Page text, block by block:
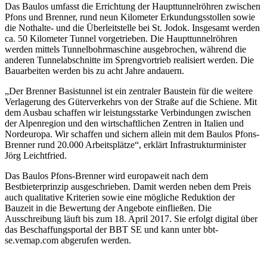
Das Baulos umfasst die Errichtung der Haupttunnelröhren zwischen
Pfons und Brenner, rund neun Kilometer Erkundungsstollen sowie
die Nothalte- und die Überleitstelle bei St. Jodok. Insgesamt werden
ca. 50 Kilometer Tunnel vorgetrieben. Die Haupttunnelröhren
werden mittels Tunnelbohrmaschine ausgebrochen, während die
anderen Tunnelabschnitte im Sprengvortrieb realisiert werden. Die
Bauarbeiten werden bis zu acht Jahre andauern.
„Der Brenner Basistunnel ist ein zentraler Baustein für die weitere
Verlagerung des Güterverkehrs von der Straße auf die Schiene. Mit
dem Ausbau schaffen wir leistungsstarke Verbindungen zwischen
der Alpenregion und den wirtschaftlichen Zentren in Italien und
Nordeuropa. Wir schaffen und sichern allein mit dem Baulos Pfons-
Brenner rund 20.000 Arbeitsplätze“, erklärt Infrastrukturminister
Jörg Leichtfried.
Das Baulos Pfons-Brenner wird europaweit nach dem
Bestbieterprinzip ausgeschrieben. Damit werden neben dem Preis
auch qualitative Kriterien sowie eine mögliche Reduktion der
Bauzeit in die Bewertung der Angebote einfließen. Die
Ausschreibung läuft bis zum 18. April 2017. Sie erfolgt digital über
das Beschaffungsportal der BBT SE und kann unter bbt-
se.vemap.com abgerufen werden.